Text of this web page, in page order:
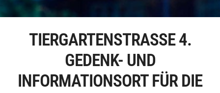
TIERGARTENSTRASSE 4. G
EDENK- UND I
NFORMATIONSORT FÜR DIE O